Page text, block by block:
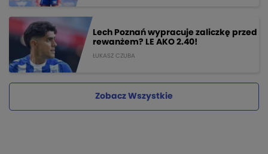
Lech Poznań wypracuje zaliczkę przed
rewanżem? LE AKO 2.40!
ŁUKASZ CZUBA
Zobacz Wszystkie